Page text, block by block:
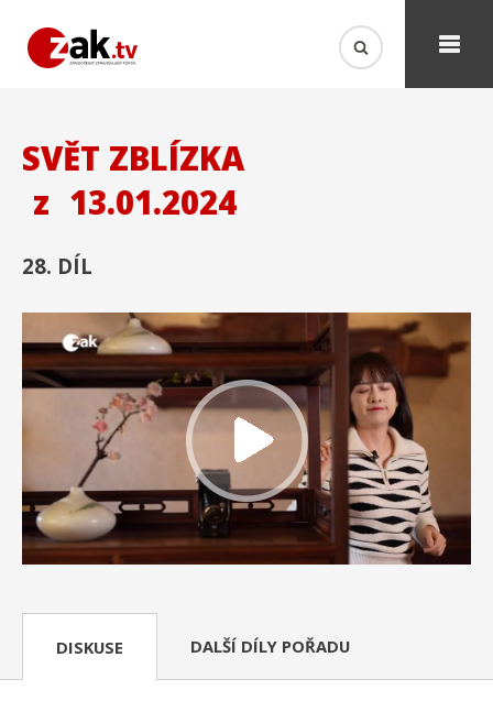
SVĚT ZBLÍZKA
z 13.01.2024
28. DÍL
DISKUSE DALŠÍ DÍLY POŘADU